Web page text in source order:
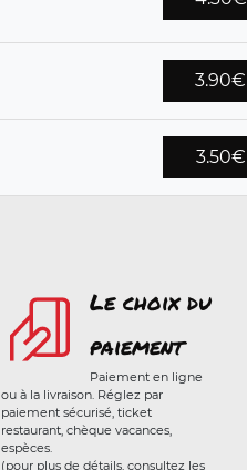
3.90€
3.50€
Le choix du
paiement
Paiement en ligne
ou à la livraison. Réglez par
paiement sécurisé, ticket
restaurant, chèque vacances,
espèces.
(pour plus de détails, consultez les